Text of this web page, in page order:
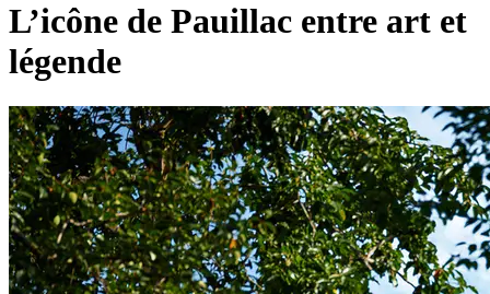
L’icône de Pauillac entre art et
légende